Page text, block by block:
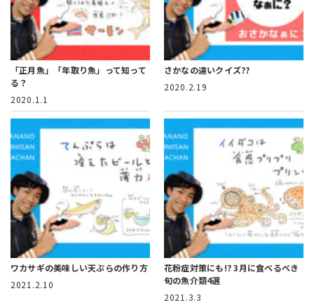
「正月魚」「年取り魚」って知って
る？
2020.1.1
さかなの違いクイズ??
2020.2.19
ワカサギの美味しい天ぷらの作り方
2021.2.10
花粉症対策にも!?3月に食べるべき
旬の魚介類4選
2021.3.3